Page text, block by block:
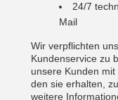
24/7
Mail
Wir verpflichten
Kundenservice zu
unsere Kunden
den sie erhalten,
weitere